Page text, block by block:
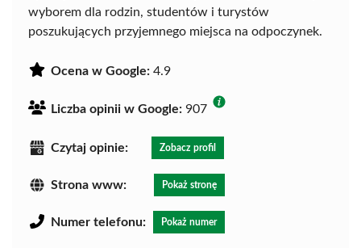
wyborem dla rodzin, studentów i turystów
poszukujących przyjemnego miejsca na odpoczynek.
Ocena w Google: 4.9
Liczba opinii w Google: 907
Czytaj opinie: Zobacz profil
Strona www: Pokaż stronę
Numer telefonu: Pokaż numer